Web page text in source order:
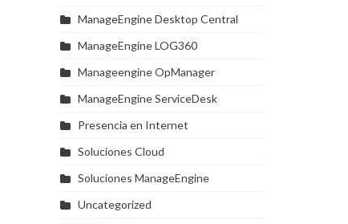
ManageEngine Desktop Central
ManageEngine LOG360
Manageengine OpManager
ManageEngine ServiceDesk
Presencia en Internet
Soluciones Cloud
Soluciones ManageEngine
Uncategorized